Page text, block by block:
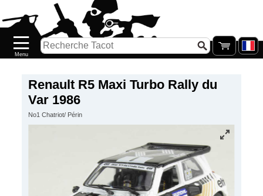
Renault R5 Maxi Turbo Rally du
Var 1986
No1 Chatriot/ Périn
Nouveautés
Catalogue/Stock
PETITS
PRIX